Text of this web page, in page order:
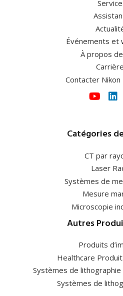
Événements et
À propos
Contacter
Catégories
CT par
Laser
Systèmes de
Mesure
Microscopie
Autres
Produits
Healthcare
Systèmes de
Systèmes de